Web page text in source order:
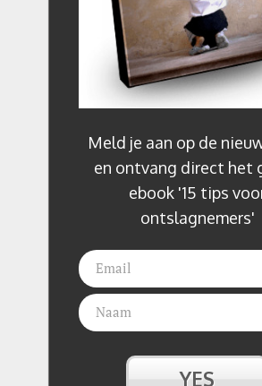
Meld je aan op de
en ontvang direct het
ebook '15 tips
ontslagnemers'